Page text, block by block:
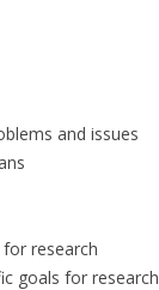
and issues
research
goals for research